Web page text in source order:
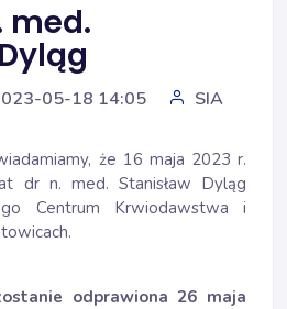
med.
05-18 14:05
SIA
że 16 maja 2023 r.
dr n. med. Stanisław Dyląg
Centrum Krwiodawstwa i
odprawiona 26 maja